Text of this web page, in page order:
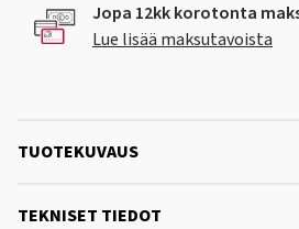
Jopa 12kk korotonta
Lue lisää maksutavoista
TUOTEKUVAUS
TEKNISET TIEDOT